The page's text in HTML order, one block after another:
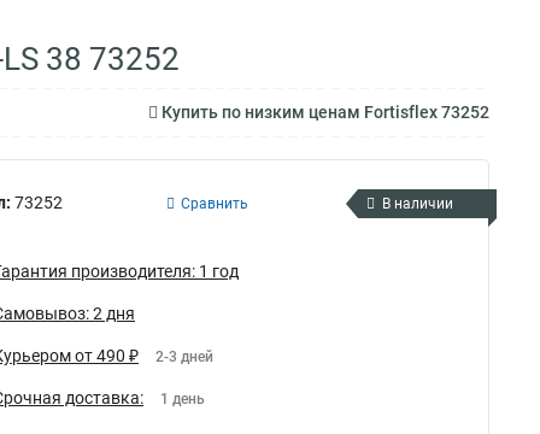
38 73252
Купить по низким ценам Fortisflex 73252
73252 Сравнить В наличии
производителя: 1 год
2 дня
от 490 ₽ 2-3 дней
доставка: 1 день